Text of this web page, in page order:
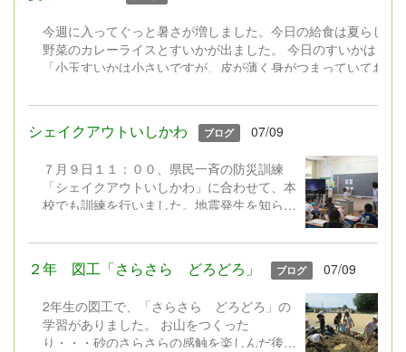
今週に入ってぐっと暑さが増しました。今日の給食は夏らしい
野菜のカレーライスとすいかが出ました。 今日のすいかは、小
「小玉すいかは小さいですが、皮が薄く身がつまっていておい
（← お昼の校内放送で給食委員会の児童が紹介してくれた今
メモです。） みんなが大好きなカレーライスの後に、水分と
でおいしくいただきました。 【夏野菜のカレーライス
乳
（＊写真は低学年用の小盛で
シェイクアウトいしかわ ブログ 07/09
７月９日１１：００、県民一斉の防災訓練
「シェイクアウトいしかわ」に合わせて、本
校でも訓練を行いました。地震発生を知らせ
ちは各ラスで「しゃがむ」「かくれる」「じ
っとする」の３つの基本行動を素早くとるこ
とができました。 【算数の授業中で
ゃがむ」「かくれる」（机の脚を抑えて）
「じっとする」】
２年 図工「さらさら どろどろ」 ブログ 07/09
2年生の図工で、「さらさら どろどろ」の
学習がありました。 お山をつくった
り・・・砂のさらさらの感触を楽しんだ後、